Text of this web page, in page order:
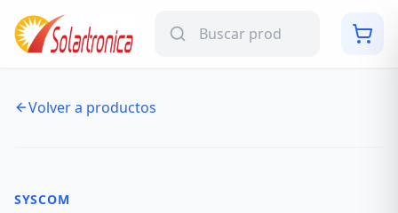
Volver a productos
SYSCOM